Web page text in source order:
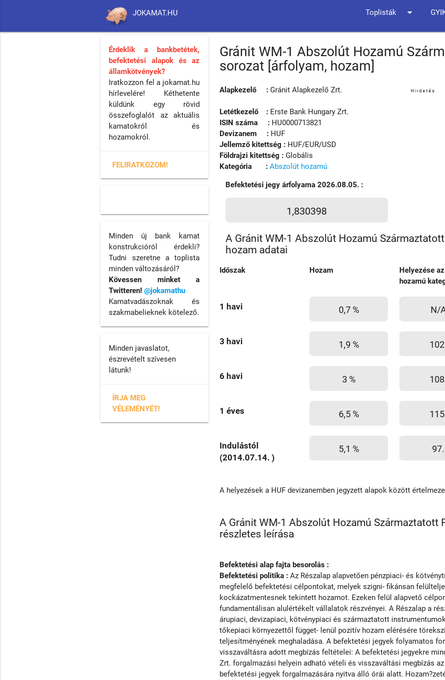
JOKAMAT.HU Toplisták arrow_drop_down
Gránit WM-1 Abszolút Hozamú
sorozat [árfolyam, hozam]
Hirdetés
Alapkezelő : Gránit Alapkezelő Zrt.
Letétkezelő : Erste Bank Hungary Zrt.
ISIN száma : HU0000713821
Devizanem : HUF
Jellemző kitettség : HUF/EUR/USD
Földrajzi kitettség :Globális
Kategória : Abszolút hozamú
Befektetési jegy árfolyama 2026.08.05. :
1,830398
A Gránit WM-1 Abszolút Hozamú
hozam adatai
Időszak Hozam
Helyezése
hozamú
1 havi 0,7 % N/
3 havi 1,9 %
6 havi 3 %
1 éves 6,5 %
Indulástól
(2014.07.14. )
5,1 % 97.
A helyezések a HUF devizanemben jegyzett alapok között
A Gránit WM-1 Abszolút Hozamú Származtatott
részletes leírása
Befektetési alap fajta besorolás :
Befektetési politika :Az Részalap alapvetően pénzpiaci- és
megfelelő befektetési célpontokat, melyek szigni- fikánsan
kockázatmentesnek tekintett hozamot. Ezeken felül alapvető
fundamentálisan alulértékelt vállalatok részvényei. A Részalap a
árupiaci, devizapiaci, kötvénypiaci és származtatott
tőkepiaci környezettől függet- lenül pozitív hozam elérésére
teljesítményének meghaladása. A befektetési jegyek folyamatos
visszaváltásra adott megbízás feltételei: A befektetési jegyekre
Zrt. forgalmazási helyein adható vételi és visszaváltási megbízás
befektetési jegyek forgalmazására nyitva álló órái alatt.
Érdeklik a bankbetétek,
befektetési alapok és az
államkötvények?
Iratkozzon fel a jokamat.hu
hírlevelére! Kéthetente
küldünk egy rövid
összefoglalót az aktuális
kamatokról és
hozamokról.
FELIRATKOZOM!
Minden új bank kamat
konstrukcióról érdekli?
Tudni szeretne a toplista
minden változásáról?
Kövessen minket a
Twitteren!@jokamathu
Kamatvadászoknak és
szakmabelieknek kötelező.
Minden javaslatot,
észrevételt szívesen
látunk!
ÍRJA MEG
VÉLEMÉNYÉT!